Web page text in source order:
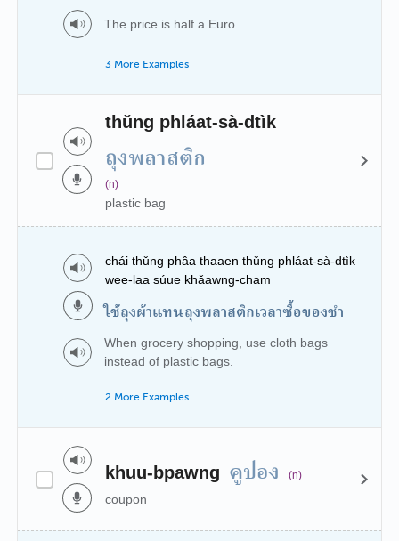
The price is half a Euro.
3 More Examples
thǔng phláat-sà-dtìk
ถุงพลาสติก
(n)
plastic bag
chái thǔng phâa thaaen thǔng phláat-sà-dtìk
wee-laa súue khǎawng-cham
ใช้ถุงผ้าแทนถุงพลาสติกเวลาซื้อของชำ
When grocery shopping, use cloth bags
instead of plastic bags.
2 More Examples
khuu-bpawng คูปอง (n)
coupon